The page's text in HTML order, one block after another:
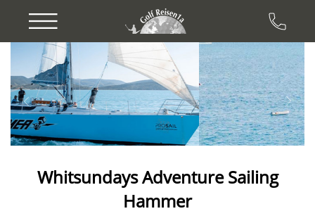
Previous Next
Whitsundays Adventure Sailing
Hammer